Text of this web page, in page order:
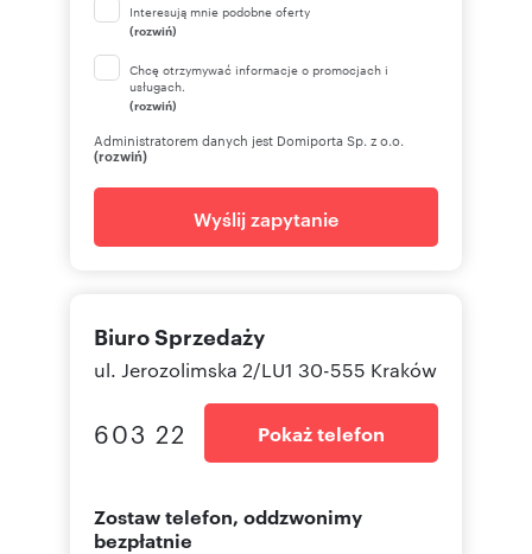
Interesują mnie podobne oferty
(rozwiń)
Chcę otrzymywać informacje o promocjach i
usługach.
(rozwiń)
Administratorem danych jest Domiporta Sp. z o.o.
(rozwiń)
Wyślij zapytanie
Biuro Sprzedaży
ul. Jerozolimska 2/LU1 30-555 Kraków
603 22 Pokaż telefon
Zostaw telefon, oddzwonimy
bezpłatnie